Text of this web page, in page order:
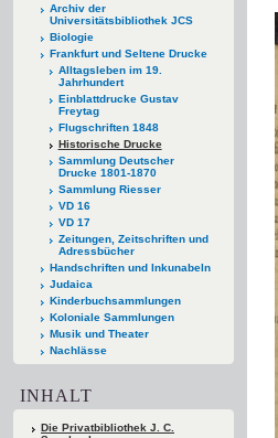
Archiv der
Universitätsbibliothek JCS
Biologie
Frankfurt und Seltene Drucke
Alltagsleben im 19.
Jahrhundert
Einblattdrucke Gustav
Freytag
Flugschriften 1848
Historische Drucke
Sammlung Deutscher
Drucke 1801-1870
Sammlung Riesser
VD 16
VD 17
Zeitungen, Zeitschriften und
Adressbücher
Handschriften und Inkunabeln
Judaica
Kinderbuchsammlungen
Koloniale Sammlungen
Musik und Theater
Nachlässe
INHALT
Die Privatbibliothek J. C.